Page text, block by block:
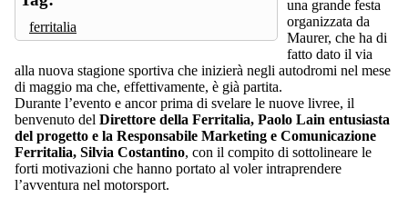
ferritalia
una grande festa
organizzata da
Maurer, che ha di
fatto dato il via
alla nuova stagione sportiva che inizierà negli autodromi nel mese
di maggio ma che, effettivamente, è già partita.
Durante l’evento e ancor prima di svelare le nuove livree, il
benvenuto del Direttore della Ferritalia, Paolo Lain entusiasta
del progetto e la Responsabile Marketing e Comunicazione
Ferritalia, Silvia Costantino, con il compito di sottolineare le
forti motivazioni che hanno portato al voler intraprendere
l’avventura nel motorsport.